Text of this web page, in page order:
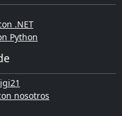
.NET
Python
nosotros